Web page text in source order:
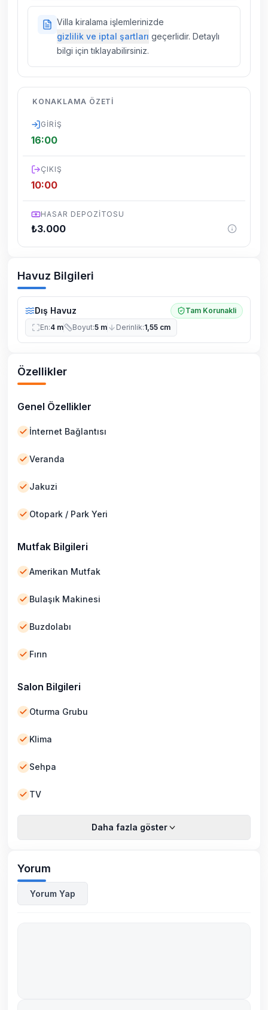
sigortaları fiyatlara dahil değildir.
villalarımızda düzenli olarak ilaçlama
yapılmaktadır. Buna rağmen çevrede
kelebek, böcek, sinek vs. bulunma ihtimali
dönemsel olarak altyapı çalışmaları
yapılabilmektedir. Bu çalışma nedeniyle yol
Villa kiralama işlemlerinizde
gizlilik ve iptal şartları geçerlidir. Detaylı
bilgi için tıklayabilirsiniz.
KONAKLAMA ÖZETI
GIRIŞ
16:00
ÇIKIŞ
10:00
HASAR DEPOZITOSU
₺3.000
Havuz Bilgileri
Dış Havuz
Tam Korunakli
En:4 m Boyut:5 m Derinlik:1,55 cm
Özellikler
Genel Özellikler
İnternet Bağlantısı
Veranda
Jakuzi
Otopark / Park Yeri
Mutfak Bilgileri
Amerikan Mutfak
Bulaşık Makinesi
Buzdolabı
Fırın
Salon Bilgileri
Oturma Grubu
Klima
Sehpa
TV
Daha fazla göster
Yorum
Yorum Yap